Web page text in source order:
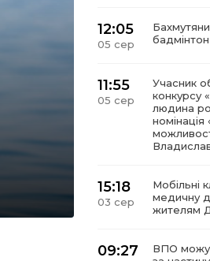
12:05
05 сер
бадмінтон
11:55
05 сер
Учасник
конкурсу
людина
номінація
15:18
03 сер
Мобільні
медичну
жителям
09:27
ВПО